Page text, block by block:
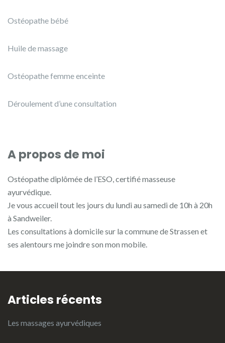
Ostéopathe bébé
Huile de massage
Ostéopathe femme enceinte
Déroulement d’une consultation
A propos de moi
Ostéopathe diplômée de l’ESO, certifié masseuse
ayurvédique.
Je vous accueil tout les jours du lundi au samedi de 10h à 20h
à Sandweiler.
Les consultations à domicile sur la commune de Strassen et
ses alentours me joindre son mon mobile.
Articles récents
Les massages ayurvédiques